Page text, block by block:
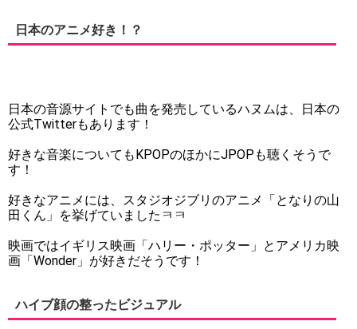
日本のアニメ好き！？
日本の音源サイトでも曲を発売しているハヌムは、日本の
公式Twitterもあります！
好きな音楽についてもKPOPのほかにJPOPも聴くそうで
す！
好きなアニメには、スタジオジブリのアニメ「となりの山
田くん」を挙げていましたㅋㅋ
映画ではイギリス映画「ハリー・ポッター」とアメリカ映
画「Wonder」が好きだそうです！
ハイブ顔の整ったビジュアル